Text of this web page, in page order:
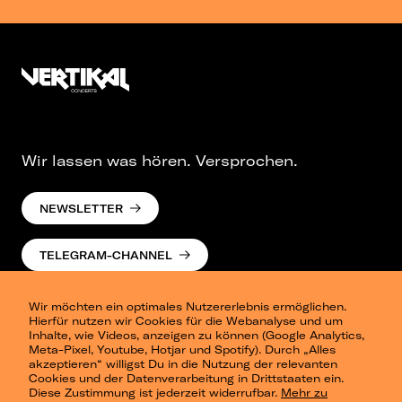
Wir möchten ein optimales Nutzererlebnis ermöglichen.
Hierfür nutzen wir Cookies für die Webanalyse und um
Inhalte, wie Videos, anzeigen zu können (Google Analytics,
Meta-Pixel, Youtube, Hotjar und Spotify). Durch „Alles
akzeptieren“ willigst Du in die Nutzung der relevanten
Cookies und der Datenverarbeitung in Drittstaaten ein.
Diese Zustimmung ist jederzeit widerrufbar. Mehr zu
Wir lassen was hören. Versprochen.
NEWSLETTER
TELEGRAM-CHANNEL
Presse